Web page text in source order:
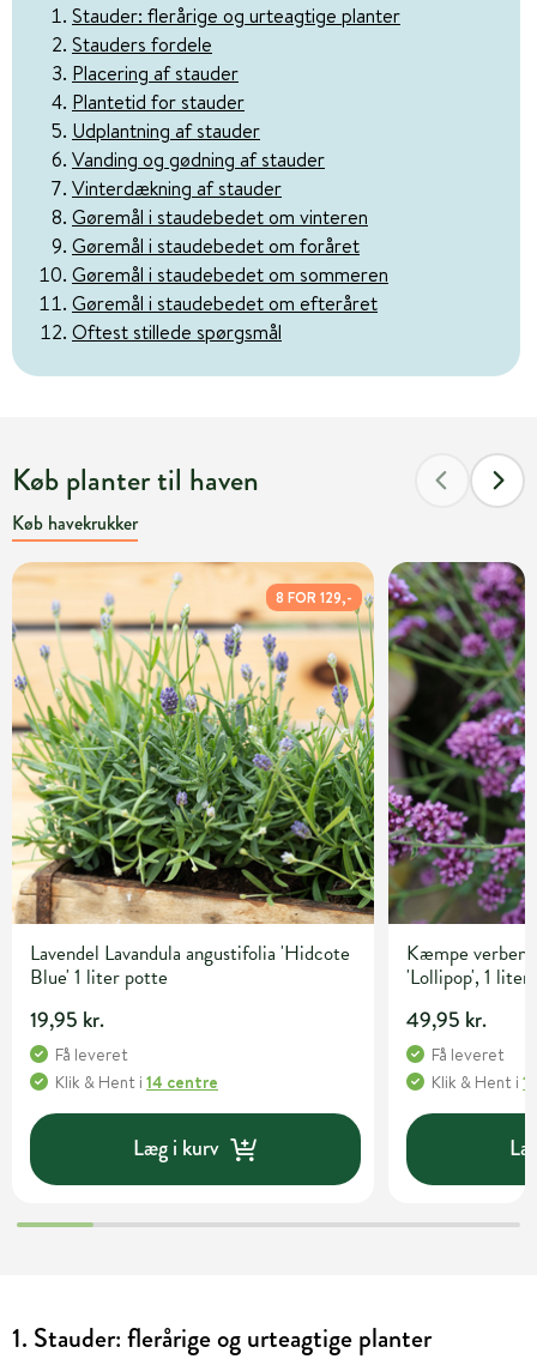
Stauder: flerårige og urteagtige planter
Stauders fordele
Placering af stauder
Plantetid for stauder
Udplantning af stauder
Vanding og gødning af stauder
Vinterdækning af stauder
Gøremål i staudebedet om vinteren
Gøremål i staudebedet om foråret
Gøremål i staudebedet om sommeren
Gøremål i staudebedet om efteråret
Oftest stillede spørgsmål
Køb planter til haven
Køb havekrukker
8 FOR 129,-
Lavendel Lavandula angustifolia 'Hidcote
Blue' 1 liter potte
19,95 kr.
Få leveret
Klik & Hent i 14 centre
Læg i kurv
Kæmpe
'Lollipop', 1
49,95 kr.
Få leveret
Klik & Hent i
1. Stauder: flerårige og urteagtige planter